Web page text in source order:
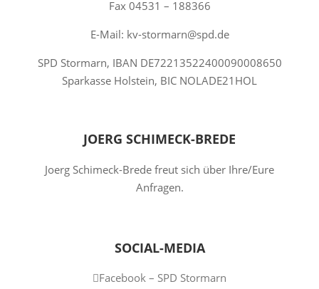
Fax 04531 – 188366
E-Mail: kv-stormarn@spd.de
SPD Stormarn, IBAN DE72213522400090008650
Sparkasse Holstein, BIC NOLADE21HOL
JOERG SCHIMECK-BREDE
Joerg Schimeck-Brede freut sich über Ihre/Eure
Anfragen.
SOCIAL-MEDIA
Facebook – SPD Stormarn